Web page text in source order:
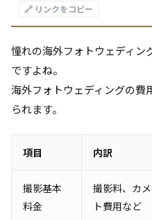
🔗 リンクをコピー
憧れの海外フォトウェディン
ですよね。
海外フォトウェディングの費
られます。
項目 内訳
撮影基本
料金
撮影料、カ
ト費用など